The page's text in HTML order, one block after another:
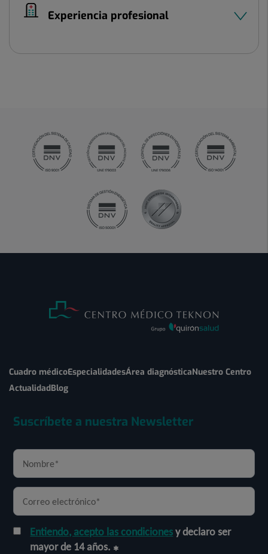
Experiencia profesional
Cuadro médicoEspecialidadesÁrea diagnósticaNuestro Centro
ActualidadBlog
Suscríbete a nuestra Newsletter
Entiendo, acepto las condicionesy declaro ser
mayor de 14 años.